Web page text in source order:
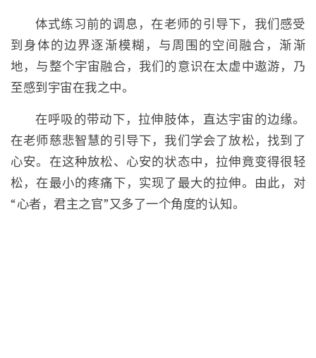
体式练习前的调息，在老师的引导下，我们感受
到身体的边界逐渐模糊，与周围的空间融合，渐渐
地，与整个宇宙融合，我们的意识在太虚中遨游，乃
至感到宇宙在我之中。
在呼吸的带动下，拉伸肢体，直达宇宙的边缘。
在老师慈悲智慧的引导下，我们学会了放松，找到了
心安。在这种放松、心安的状态中，拉伸竟变得很轻
松，在最小的疼痛下，实现了最大的拉伸。由此，对
“心者，君主之官”又多了一个角度的认知。